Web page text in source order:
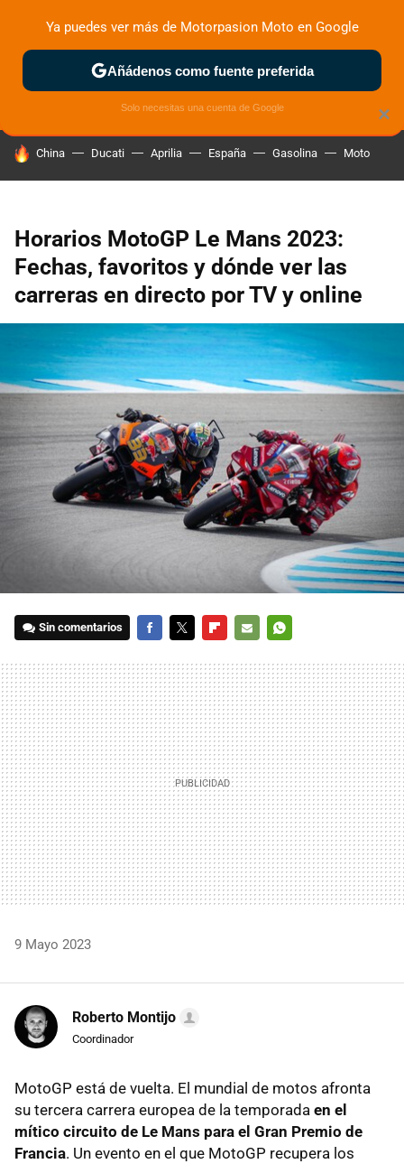
ZONA DE PRUEBAS DEPORTIVAS MOTOS ELÉCTRICAS
HOY SE HABLA DE
China Ducati Aprilia España Gasolina Moto
Horarios MotoGP Le Mans 2023:
Fechas, favoritos y dónde ver las
carreras en directo por TV y online
Sin comentarios
MAIL
9 Mayo 2023
Roberto Montijo
Coordinador
MotoGP está de vuelta. El mundial de motos afronta
su tercera carrera europea de la temporada en el
mítico circuito de Le Mans para el Gran Premio de
Francia. Un evento en el que MotoGP recupera los
×
Ya puedes ver más de Motorpasion Moto en Google
Añádenos como fuente preferida
Solo necesitas una cuenta de Google